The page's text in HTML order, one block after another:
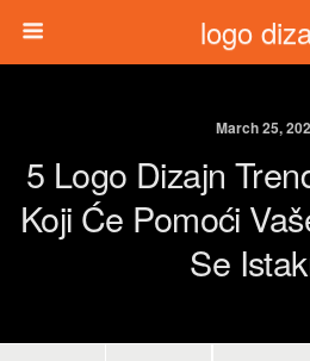
logo
March 25,
5 Logo Dizajn
Koji Će Pomoći
Se